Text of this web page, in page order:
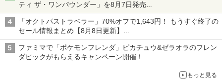
ティ ザ・ワンパウンダー」を8月7日発売
「特製ガーリックマヨソース」を使用した超大型チーズバーガー
「オクトパストラベラー」70%オフで1,643円！ もうすぐ終了の
セール情報まとめ【8月8日更新】
ニンテンドーeショップでは「大神 絶景版」が67%オフで990円
ファミマで「ポケモンフレンダ」ピカチュウ&ゼラオラのフレン
ダピックがもらえるキャンペーン開催！
もっと見る